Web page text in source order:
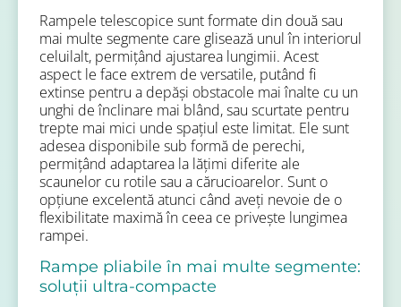
Rampele telescopice sunt formate din două sau
mai multe segmente care glisează unul în interiorul
celuilalt, permițând ajustarea lungimii. Acest
aspect le face extrem de versatile, putând fi
extinse pentru a depăși obstacole mai înalte cu un
unghi de înclinare mai blând, sau scurtate pentru
trepte mai mici unde spațiul este limitat. Ele sunt
adesea disponibile sub formă de perechi,
permițând adaptarea la lățimi diferite ale
scaunelor cu rotile sau a cărucioarelor. Sunt o
opțiune excelentă atunci când aveți nevoie de o
flexibilitate maximă în ceea ce privește lungimea
rampei.
Rampe pliabile în mai multe segmente:
soluții ultra-compacte